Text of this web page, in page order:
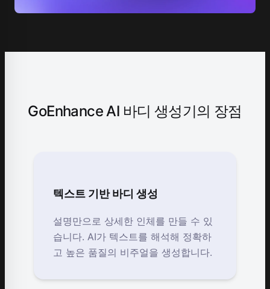
GoEnhance AI 바디 생성기의 장점
텍스트 기반 바디 생성
설명만으로 상세한 인체를 만들 수 있
습니다. AI가 텍스트를 해석해 정확하
고 높은 품질의 비주얼을 생성합니다.